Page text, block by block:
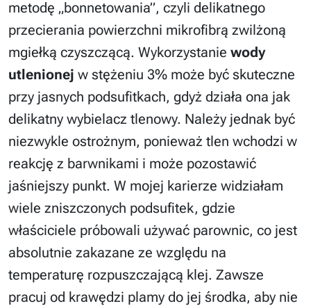
metodę „bonnetowania”, czyli delikatnego
przecierania powierzchni mikrofibrą zwilżoną
mgiełką czyszczącą. Wykorzystanie wody
utlenionej w stężeniu 3% może być skuteczne
przy jasnych podsufitkach, gdyż działa ona jak
delikatny wybielacz tlenowy. Należy jednak być
niezwykle ostrożnym, ponieważ tlen wchodzi w
reakcję z barwnikami i może pozostawić
jaśniejszy punkt. W mojej karierze widziałam
wiele zniszczonych podsufitek, gdzie
właściciele próbowali używać parownic, co jest
absolutnie zakazane ze względu na
temperaturę rozpuszczającą klej. Zawsze
pracuj od krawędzi plamy do jej środka, aby nie